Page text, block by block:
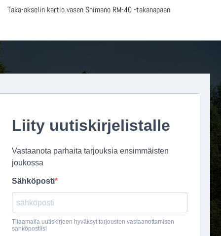
Taka-akselin kartio vasen Shimano RM-40 -takanapaan